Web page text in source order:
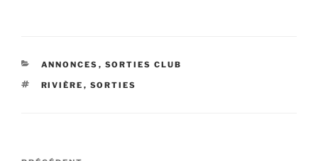
CATÉGORIES
ANNONCES , SORTIES CLUB
ÉTIQUETTES
RIVIÈRE , SORTIES
Navigation